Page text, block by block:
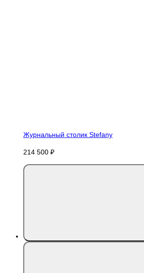
Журнальный столик Stefany
214 500 ₽